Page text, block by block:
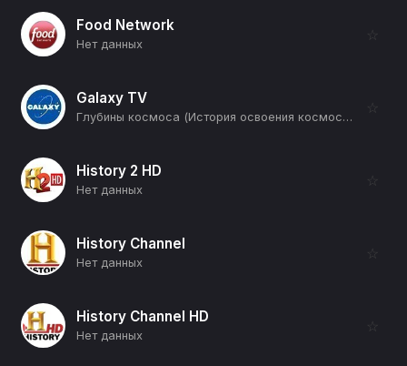
Food Network
Нет данных
☆
Galaxy TV
Глубины космоса (История освоения космоса в экспозиции павильона "Космос" на ВДНХ) (12+)
☆
History 2 HD
Нет данных
☆
History Channel
Нет данных
☆
History Channel HD
Нет данных
☆